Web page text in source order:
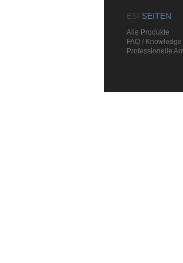
ESI SEITEN
Alle Produkte
FAQ /
Professionelle